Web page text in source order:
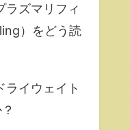
ラズマリフィ
）をどう読
ライウェイト